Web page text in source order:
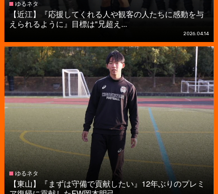
ゆるネタ
【近江】『応援してくれる人や観客の人たちに感動を与
えられるように』目標は"兄超え...
2026.04.14
ゆるネタ
【東山】『まずは守備で貢献したい』12年ぶりのプレミ